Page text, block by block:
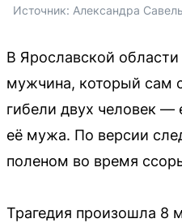
Источник: Александра
В Ярославской
мужчина, который сам
гибели двух человек —
её мужа. По версии
поленом во время
Трагедия произошла 8